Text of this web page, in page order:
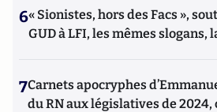
6« Sionistes, hors des Facs »,
GUD à LFI, les mêmes slogans,
7Carnets apocryphes
du RN aux législatives de 2024,